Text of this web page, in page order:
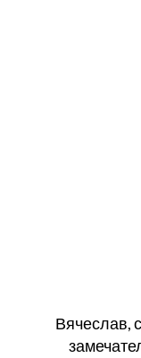
Вячеслав,